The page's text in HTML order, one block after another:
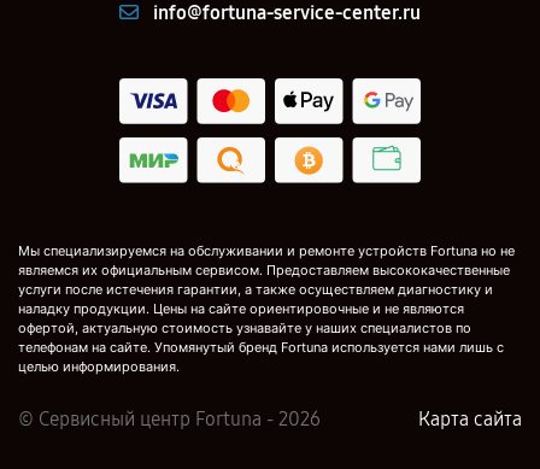
info@fortuna-service-center.ru
Мы специализируемся на обслуживании и ремонте устройств Fortuna но не
являемся их официальным сервисом. Предоставляем высококачественные
услуги после истечения гарантии, а также осуществляем диагностику и
наладку продукции. Цены на сайте ориентировочные и не являются
офертой, актуальную стоимость узнавайте у наших специалистов по
телефонам на сайте. Упомянутый бренд Fortuna используется нами лишь с
целью информирования.
© Сервисный центр Fortuna - 2026 Карта сайта